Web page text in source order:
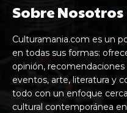
Sobre Nosotros
Culturamania.com es un
en todas sus formas:
opinión,
eventos, arte, literatura y
todo con un enfoque
cultural contemporánea en